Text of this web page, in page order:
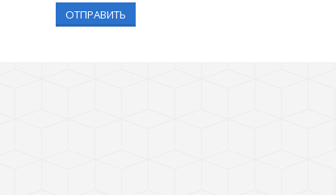
ОТПРАВИТЬ